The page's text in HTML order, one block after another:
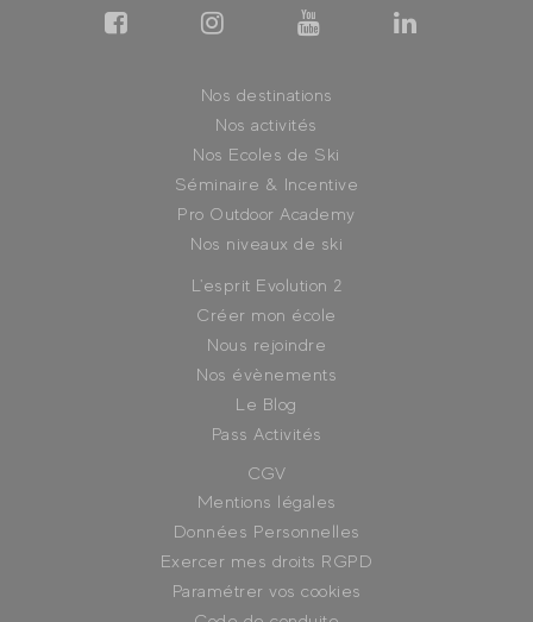
Nos destinations
Nos activités
Nos Ecoles de Ski
Séminaire & Incentive
Pro Outdoor Academy
Nos niveaux de ski
L'esprit Evolution 2
Créer mon école
Nous rejoindre
Nos évènements
Le Blog
Pass Activités
CGV
Mentions légales
Données Personnelles
Exercer mes droits RGPD
Paramétrer vos cookies